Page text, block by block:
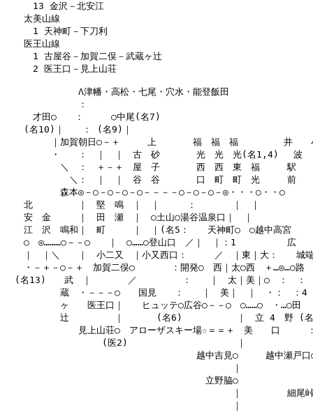
13 金沢－北安江
太美山線
1 天神町－下刀利
医王山線
1 古屋谷－加賀二俣－武蔵ヶ辻
2 医王口－見上山荘
Λ津幡・高松・七尾・穴水・能登飯田
：
才田○　　：　　　○中尾(名7)
(名10)｜　　： (名9)｜
｜加賀朝日○－＋　　　上　　　　福　福　福　　　　　井　　
・　　：　｜　｜　古　砂　　　　光　光　光(名1,4) 　波　
＼　：　＋－＋　屋　子　　　　西　西　東　福　　　駅　
＼：　｜　｜　谷　谷　　　　口　町　町　光　　　前　
森本◎－○－○－○－○－－－－○－○－○－◎・・・○・・○
北　　　　　｜　堅　鳴　｜　｜　　　：　　　　｜　｜
安　金　　　｜　田　瀬　｜　○土山○湯谷温泉口｜　｜　　　　　　
江　沢　鳴和｜　町　　　｜　｜(名5：　　天神町○　○越中高宮　　
○　◎………○－－○　　｜　○……○登山口　／｜　｜：1 　　　　　広
｜　｜＼　　｜　小二又　｜小又西口：　　　／　｜東｜大：　　城
・－＋－○－＋　加賀二俣○　　　　：開発○　西｜太○西　＋…◎…○路
(名13)　　武　｜　　　　／　　　　　：　　｜　太｜美｜○　：　：
蔵　・－－－○　　国見　　：　　｜　美｜　｜　・：　：4
ヶ　　医王口｜　　ヒュッテ○広谷○－－○　○……○　・…○田
辻　　　　　｜　　　 (名6)　　　　　　｜　立 4　野 (名
見上山荘○　アローザスキー場☆＝＝＋　美　　口　　　
(医2)　　　　　　　　　　　　｜　　　　　　　
越中吉見○　　　越中瀬戸口
｜　　　　　　　　
立野脇○　　　　　　　　
｜　　　　　細尾峠
｜　　　　　　　　